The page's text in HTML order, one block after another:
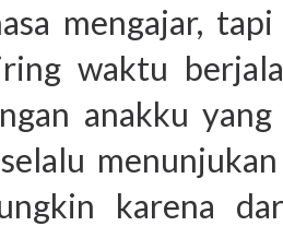
mengajar,
waktu
anakku
karena